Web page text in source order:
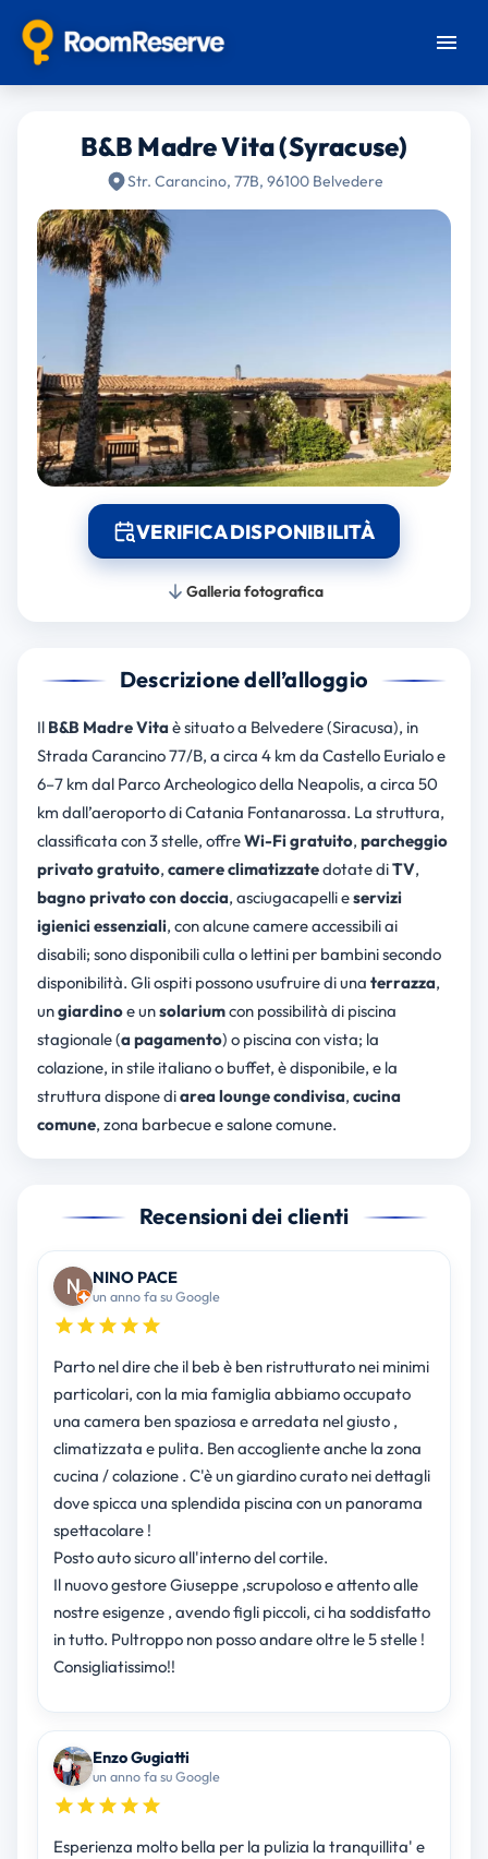
B&B Madre Vita (Syracuse)
Str. Carancino, 77B, 96100 Belvedere
VERIFICA DISPONIBILITÀ
Galleria fotografica
Descrizione dell’alloggio
Il B&B Madre Vitaè situato a Belvedere (Siracusa), in
Strada Carancino 77/B, a circa 4 km da Castello Eurialo e
6–7 km dal Parco Archeologico della Neapolis, a circa 50
km dall’aeroporto di Catania Fontanarossa. La struttura,
classificata con 3 stelle, offreWi-Fi gratuito, parcheggio
privato gratuito, camere climatizzatedotate diTV,
bagno privato con doccia, asciugacapelli eservizi
igienici essenziali, con alcune camere accessibili ai
disabili; sono disponibili culla o lettini per bambini secondo
disponibilità. Gli ospiti possono usufruire di una terrazza,
ungiardinoe unsolariumcon possibilità di piscina
stagionale (a pagamento) o piscina con vista; la
colazione, in stile italiano o buffet, è disponibile, e la
struttura dispone diarea lounge condivisa, cucina
comune, zona barbecue e salone comune.
Recensioni dei clienti
NINO PACE
un anno fa su Google
Parto nel dire che il beb è ben ristrutturato nei minimi
particolari, con la mia famiglia abbiamo occupato
una camera ben spaziosa e arredata nel giusto ,
climatizzata e pulita. Ben accogliente anche la zona
cucina / colazione . C'è un giardino curato nei dettagli
dove spicca una splendida piscina con un panorama
spettacolare !
Posto auto sicuro all'interno del cortile.
Il nuovo gestore Giuseppe ,scrupoloso e attento alle
nostre esigenze , avendo figli piccoli, ci ha soddisfatto
in tutto. Pultroppo non posso andare oltre le 5 stelle !
Consigliatissimo!!
Enzo Gugiatti
un anno fa su Google
Esperienza molto bella per la pulizia la tranquillita' e